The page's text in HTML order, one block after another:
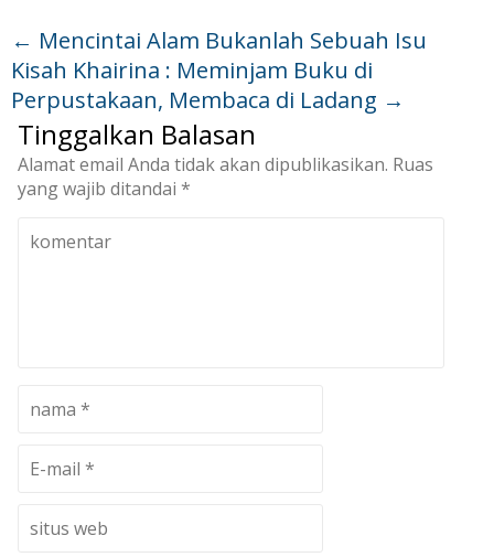
← Mencintai Alam Bukanlah Sebuah Isu
Kisah Khairina : Meminjam Buku di
Perpustakaan, Membaca di Ladang →
Tinggalkan Balasan
Alamat email Anda tidak akan dipublikasikan. Ruas
yang wajib ditandai *